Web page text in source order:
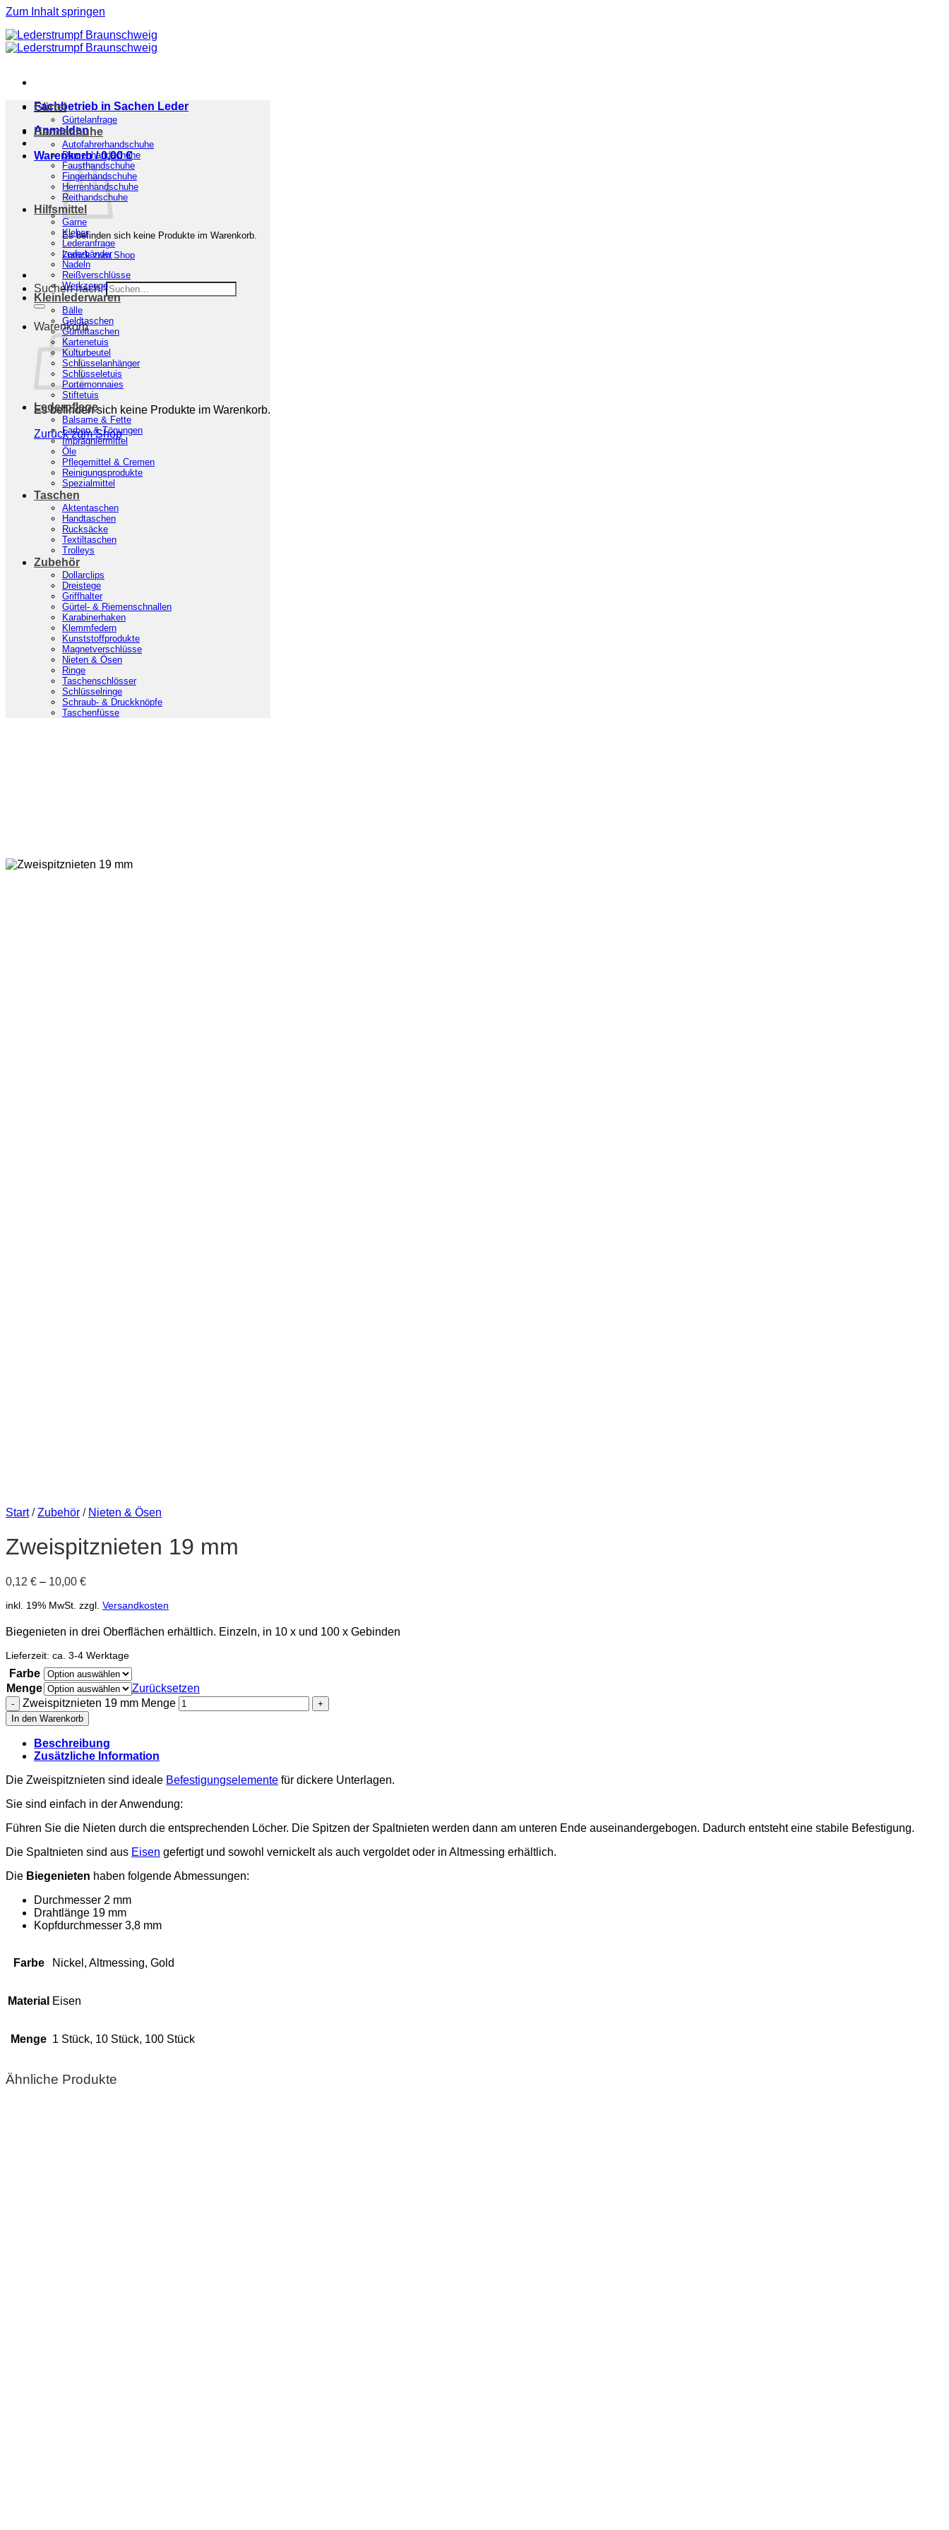
Zum Inhalt springen
Fachbetrieb in Sachen Leder
Anmelden
Warenkorb /0,00€
Es befinden sich keine Produkte im Warenkorb.
Zurück zum Shop
Suchen nach:
Warenkorb
Es befinden sich keine Produkte im Warenkorb.
Zurück zum Shop
Gürtel
Gürtelanfrage
Handschuhe
Autofahrerhandschuhe
Damenhandschuhe
Fausthandschuhe
Fingerhandschuhe
Herrenhandschuhe
Reithandschuhe
Hilfsmittel
Garne
Kleber
Lederanfrage
Lederbänder
Nadeln
Reißverschlüsse
Werkzeuge
Kleinlederwaren
Bälle
Geldtaschen
Gürteltaschen
Kartenetuis
Kulturbeutel
Schlüsselanhänger
Schlüsseletuis
Portemonnaies
Stiftetuis
Lederpflege
Balsame & Fette
Farben & Tönungen
Imprägniermittel
Öle
Pflegemittel & Cremen
Reinigungsprodukte
Spezialmittel
Taschen
Aktentaschen
Handtaschen
Rucksäcke
Textiltaschen
Trolleys
Zubehör
Dollarclips
Dreistege
Griffhalter
Gürtel- & Riemenschnallen
Karabinerhaken
Klemmfedern
Kunststoffprodukte
Magnetverschlüsse
Nieten & Ösen
Ringe
Taschenschlösser
Schlüsselringe
Schraub- & Druckknöpfe
Taschenfüsse
Start / Zubehör / Nieten & Ösen
Zweispitznieten 19 mm
0,12 € – 10,00 €
inkl. 19% MwSt. zzgl. Versandkosten
Biegenieten in drei Oberflächen erhältlich. Einzeln, in 10 x und 100 x Gebinden
Lieferzeit: ca. 3-4 Werktage
Farbe
Menge
Zurücksetzen
Zweispitznieten 19 mm Menge
In den Warenkorb
Beschreibung
Zusätzliche Information
Die Zweispitznieten sind ideale Befestigungselemente für dickere Unterlagen.
Sie sind einfach in der Anwendung:
Führen Sie die Nieten durch die entsprechenden Löcher. Die Spitzen der Spaltnieten werden dann am unteren Ende auseinandergebogen. Dadurch entsteht eine stabile Befestigung.
Die Spaltnieten sind aus Eisen gefertigt und sowohl vernickelt als auch vergoldet oder in Altmessing erhältlich.
Die Biegenieten haben folgende Abmessungen:
Durchmesser 2 mm
Drahtlänge 19 mm
Kopfdurchmesser 3,8 mm
Farbe Nickel, Altmessing, Gold
Material Eisen
Menge 1 Stück, 10 Stück, 100 Stück
Ähnliche Produkte